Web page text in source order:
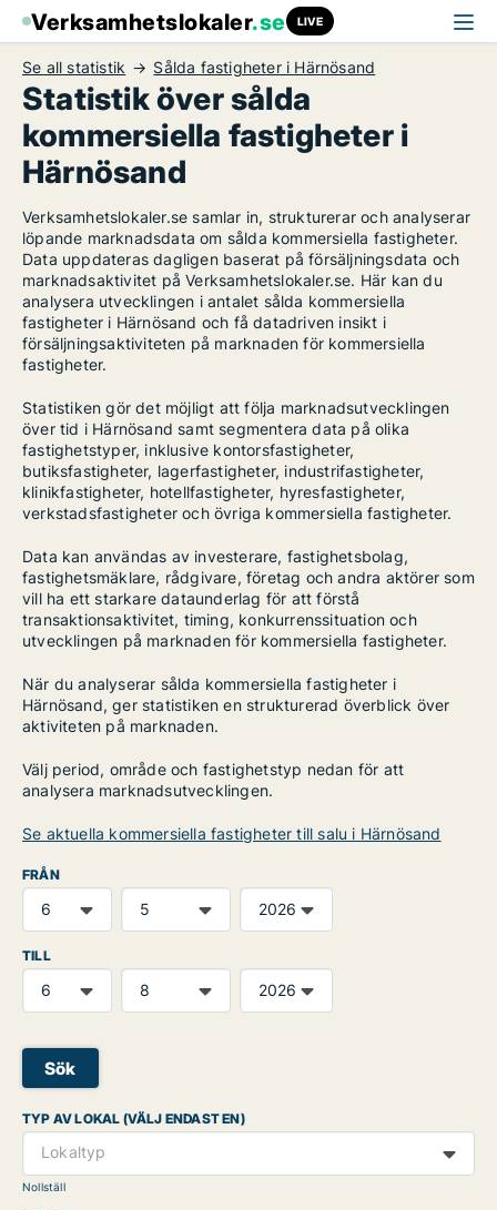
Verksamhetslokaler.se LIVE
Se all statistik Sålda fastigheter i Härnösand
Statistik över sålda
kommersiella fastigheter i
Härnösand
Verksamhetslokaler.se samlar in, strukturerar och analyserar
löpande marknadsdata om sålda kommersiella fastigheter.
Data uppdateras dagligen baserat på försäljningsdata och
marknadsaktivitet på Verksamhetslokaler.se. Här kan du
analysera utvecklingen i antalet sålda kommersiella
fastigheter i Härnösand och få datadriven insikt i
försäljningsaktiviteten på marknaden för kommersiella
fastigheter.
Statistiken gör det möjligt att följa marknadsutvecklingen
över tid i Härnösand samt segmentera data på olika
fastighetstyper, inklusive kontorsfastigheter,
butiksfastigheter, lagerfastigheter, industrifastigheter,
klinikfastigheter, hotellfastigheter, hyresfastigheter,
verkstadsfastigheter och övriga kommersiella fastigheter.
Data kan användas av investerare, fastighetsbolag,
fastighetsmäklare, rådgivare, företag och andra aktörer som
vill ha ett starkare dataunderlag för att förstå
transaktionsaktivitet, timing, konkurrenssituation och
utvecklingen på marknaden för kommersiella fastigheter.
När du analyserar sålda kommersiella fastigheter i
Härnösand, ger statistiken en strukturerad överblick över
aktiviteten på marknaden.
Välj period, område och fastighetstyp nedan för att
analysera marknadsutvecklingen.
Se aktuella kommersiella fastigheter till salu i Härnösand
FRÅN
TILL
Sök
TYP AV LOKAL (VÄLJ ENDAST EN)
Lokaltyp
Nollställ